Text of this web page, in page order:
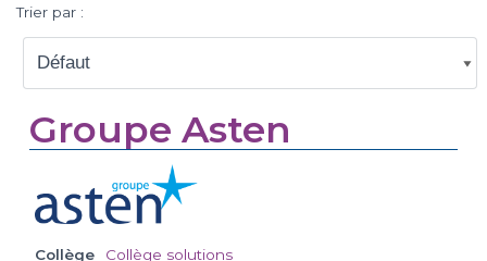
Trier par :
Groupe Asten
Collège Collège solutions